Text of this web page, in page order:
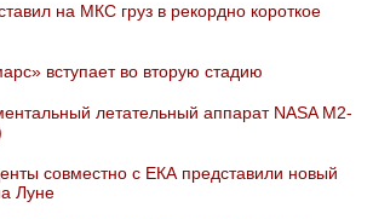
на МКС груз в рекордно короткое
вступает во вторую стадию
летательный аппарат NASA M2-
совместно с ЕКА представили новый
Луне